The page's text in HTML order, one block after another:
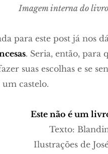
Imagem interna do livro
para este post já nos
. Seria, então, para
suas escolhas e se
castelo.
Este não é um
Texto:
Ilustrações de